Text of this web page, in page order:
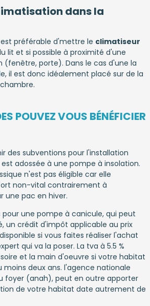
dans la
préférable d'mettre le climatiseur
lit et si possible à proximité d'une
(fenêtre, porte). Dans le cas d'une la
il est donc idéalement placé sur de la
POUVEZ VOUS BÉNÉFICIER
des subventions pour l'installation
adossée à une pompe à insolation.
n'est pas éligible car elle
non-vital contrairement à
une pac en hiver.
pour une pompe à canicule, qui peut
un crédit d'impôt applicable au prix
si vous faites réaliser l'achat
qui va la poser. La tva à 5.5 %
et la main d'oeuvre si votre habitat
moins deux ans. l'agence nationale
foyer (anah), peut en outre apporter
de votre habitat date autrement de